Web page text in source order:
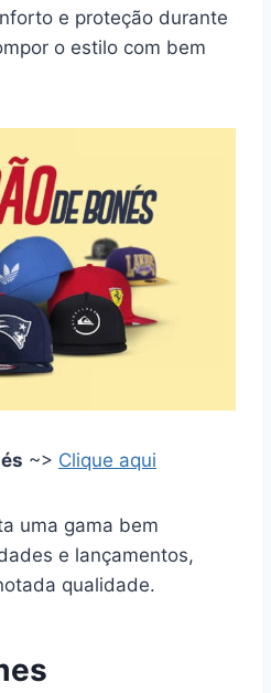
e proteção durante
o estilo com bem
~> Clique aqui
uma gama bem
e lançamentos,
qualidade.